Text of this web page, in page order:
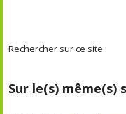
Rechercher sur ce site :
Sur le(s) même(s)